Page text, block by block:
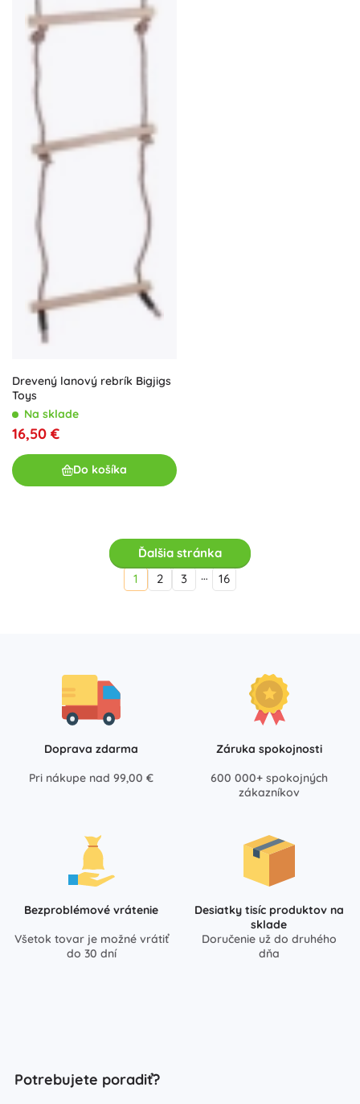
Drevený lanový rebrík Bigjigs
Toys
Na sklade
16,50 €
Do košíka
Ďalšia stránka
1
2 3 … 16
Doprava zdarma
Pri nákupe nad 99,00 €
Záruka spokojnosti
600 000+ spokojných
zákazníkov
Bezproblémové vrátenie
Všetok tovar je možné vrátiť
do 30 dní
Desiatky tisíc produktov na
sklade
Doručenie už do druhého
dňa
Potrebujete poradiť?